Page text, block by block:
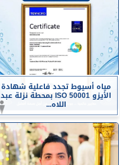
مياه أسيوط تجدد فاعلية شهادة
الأيزو ISO 50001 بمحطة نزلة عبد
اللاه...